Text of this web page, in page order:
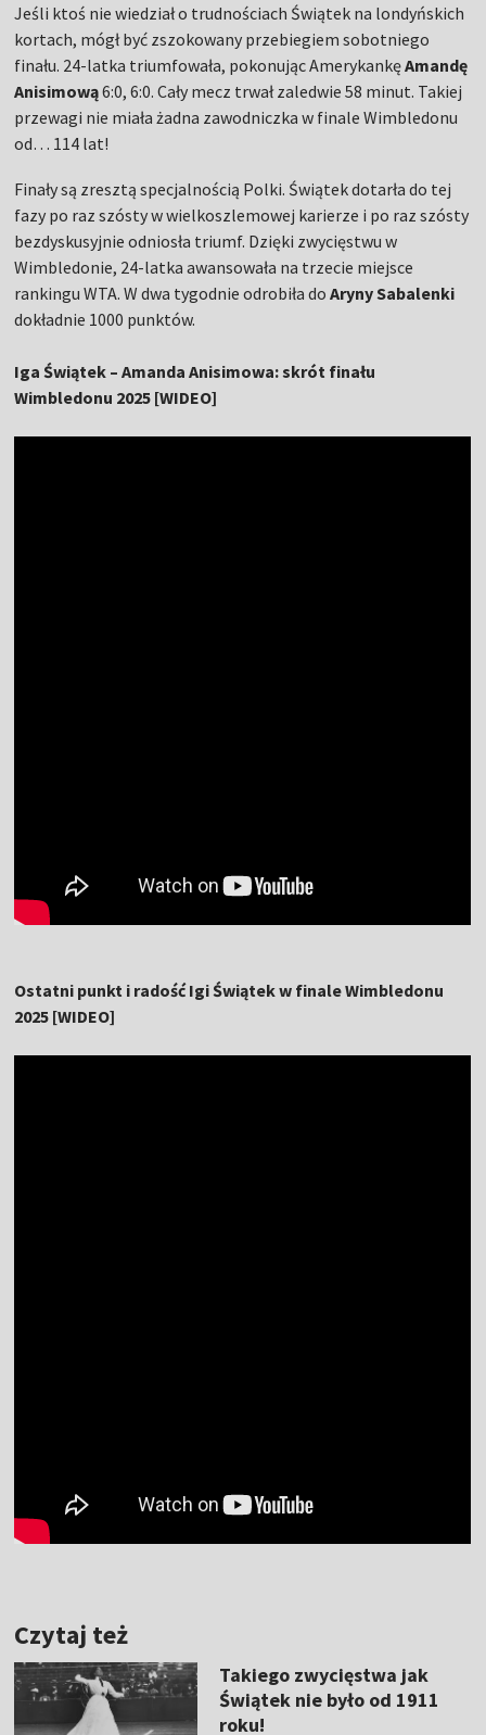
Jeśli ktoś nie wiedział o trudnościach Świątek na londyńskich
kortach, mógł być zszokowany przebiegiem sobotniego
finału. 24-latka triumfowała, pokonując AmerykankęAmandę
Anisimową6:0, 6:0. Cały mecz trwał zaledwie 58 minut. Takiej
przewagi nie miała żadna zawodniczka w finale Wimbledonu
od… 114 lat!
Finały są zresztą specjalnością Polki. Świątek dotarła do tej
fazy po raz szósty w wielkoszlemowej karierze i po raz szósty
bezdyskusyjnie odniosła triumf. Dzięki zwycięstwu w
Wimbledonie, 24-latka awansowała na trzecie miejsce
rankingu WTA. W dwa tygodnie odrobiła doAryny Sabalenki
dokładnie 1000 punktów.
Iga Świątek – Amanda Anisimowa: skrót finału
Wimbledonu 2025 [WIDEO]
Ostatni punkt i radość Igi Świątek w finale Wimbledonu
2025 [WIDEO]
Czytaj też
Takiego zwycięstwa jak
Świątek nie było od 1911
roku!